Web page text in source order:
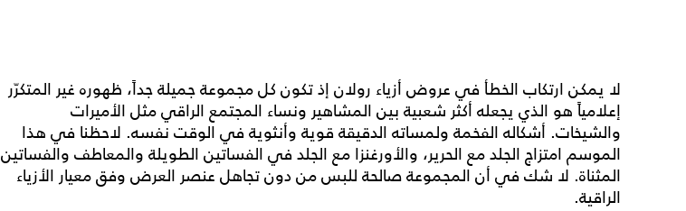
لا يمكن ارتكاب الخطأ في عروض أزياء رولان إذ تكون كل مجموعة جميلة جداً، ظهوره غير المتكرّر
إعلامياً هو الذي يجعله أكثر شعبية بين المشاهير ونساء المجتمع الراقي مثل الأميرات
والشيخات. أشكاله الفخمة ولمساته الدقيقة قوية وأنثوية في الوقت نفسه. لاحظنا في هذا
الموسم امتزاج الجلد مع الحرير، والأورغنزا مع الجلد في الفساتين الطويلة والمعاطف والفساتين
المثناة. لا شك في أن المجموعة صالحة للبس من دون تجاهل عنصر العرض وفق معيار الأزياء
الراقية.